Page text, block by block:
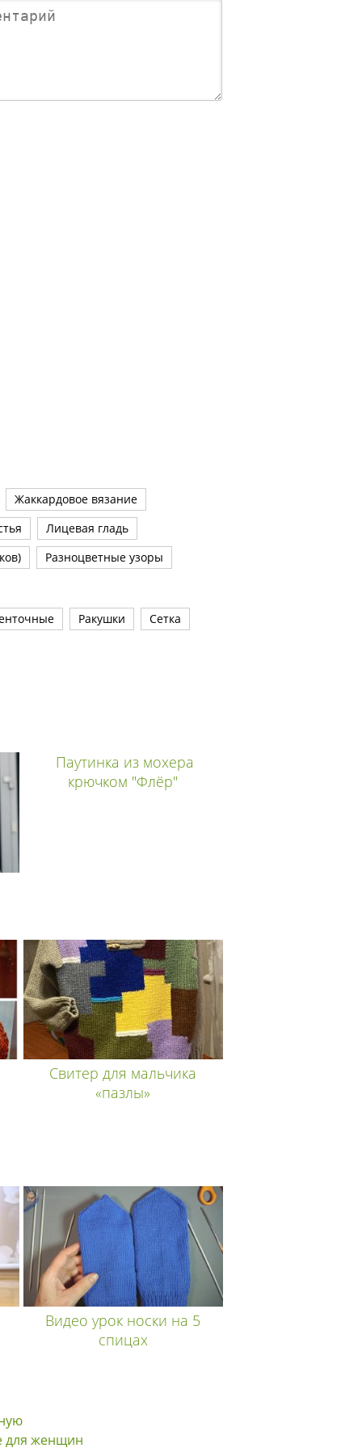
Жаккардовое вязание
Лицевая гладь
Разноцветные узоры
Ракушки
Сетка
Паутинка из мохера
крючком "Флёр"
Свитер для мальчика
«пазлы»
Видео урок носки на 5
спицах
для женщин